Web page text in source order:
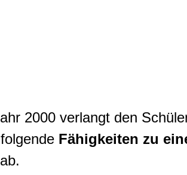
2000 verlangt den
Fähigkeiten zu
ab.